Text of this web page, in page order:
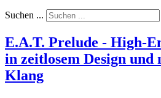
Suchen ...
E.A.T. Prelude - High-
in zeitlosem Design
Klang